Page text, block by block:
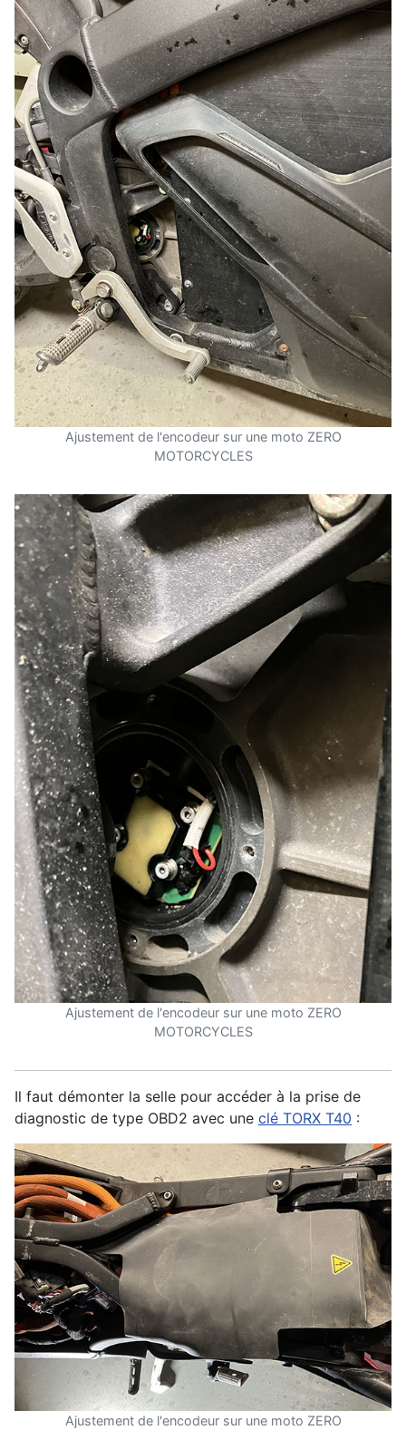
Ajustement de l'encodeur sur une moto ZERO
MOTORCYCLES
Ajustement de l'encodeur sur une moto ZERO
MOTORCYCLES
Il faut démonter la selle pour accéder à la prise de
diagnostic de type OBD2 avec une clé TORX T40 :
Ajustement de l'encodeur sur une moto ZERO